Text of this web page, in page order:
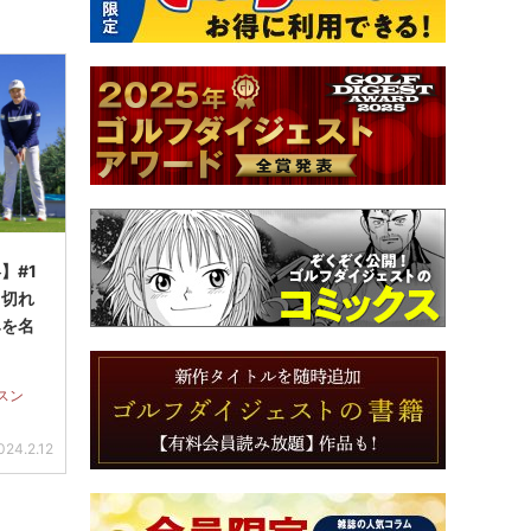
#1
れ
名
ン